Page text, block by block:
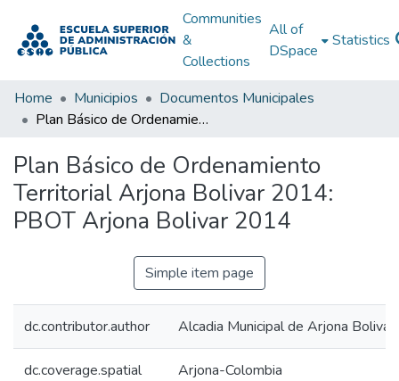
Communities
&
Collections
All of
DSpace
Statistics
Home Municipios
Documentos Municipales
Plan Básico de Ordenamiento Territorial Arjona Bolivar 2014: PBOT Arjona Bolivar 2014
Plan Básico de Ordenamiento
Territorial Arjona Bolivar 2014:
PBOT Arjona Bolivar 2014
Simple item page
dc.contributor.author Alcadia Municipal de Arjona Bolivar
dc.coverage.spatial Arjona-Colombia